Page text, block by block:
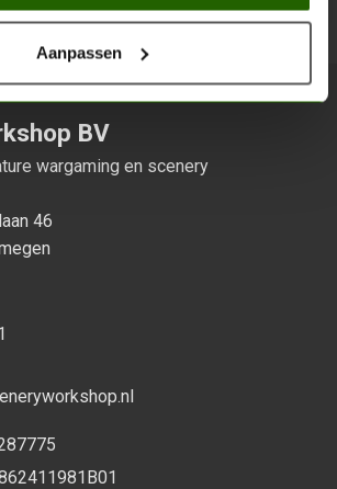
Aanpassen
BV
wargaming en scenery
46